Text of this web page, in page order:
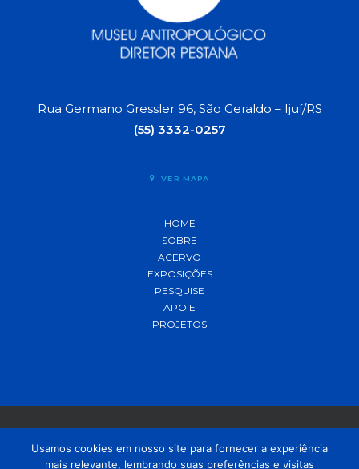
Rua Germano Gressler 96, São Geraldo – Ijuí/RS
(55) 3332-0257
VER MAPA
HOME
SOBRE
ACERVO
EXPOSIÇÕES
PESQUISE
APOIE
PROJETOS
© 2021 MADP – Desenvolvido pelaOUSE
Usamos cookies em nosso site para fornecer a experiência
mais relevante, lembrando suas preferências e visitas